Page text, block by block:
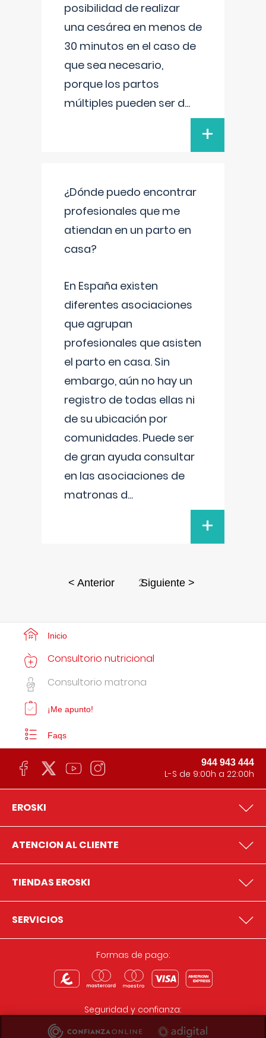
posibilidad de realizar
una cesárea en menos de
30 minutos en el caso de
que sea necesario,
porque los partos
múltiples pueden ser d...
+
¿Dónde puedo encontrar
profesionales que me
atiendan en un parto en
casa?
En España existen
diferentes asociaciones
que agrupan
profesionales que asisten
el parto en casa. Sin
embargo, aún no hay un
registro de todas ellas ni
de su ubicación por
comunidades. Puede ser
de gran ayuda consultar
en las asociaciones de
matronas d...
+
< Anterior 2Siguiente >
Inicio
Consultorio nutricional
Consultorio matrona
¡Me apunto!
Faqs
944 943 444
L-S de 9:00h a 22:00h
EROSKI
ATENCION AL CLIENTE
TIENDAS EROSKI
SERVICIOS
Formas de pago:
Seguridad y confianza: